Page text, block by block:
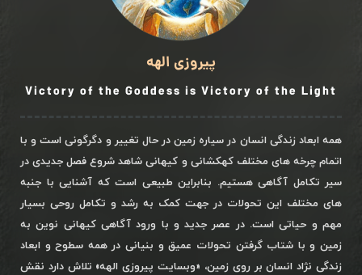
پیروزی الهه
Victory of the Goddess is Victory of the Light
همه ابعاد زندگی انسان در سیاره زمین در حال تغییر و دگرگونی است و با
اتمام چرخه های مختلف کهکشانی و کیهانی شاهد شروع فصل جدیدی در
سیر تکامل آگاهی هستیم. بنابراین طبیعی است که آشنایی با جنبه
های مختلف این تحولات در جهت کمک به رشد و تکامل روحی بسیار
مهم و حیاتی است. در عصر جدید و با ورود آگاهی کیهانی نوین به
زمین و با شتاب گرفتن تحولات عمیق و بنیانی در همه سطوح و ابعاد
زندگی نژاد انسان بر روی زمین، «وبسایت پیروزی الهه» تلاش دارد نقش